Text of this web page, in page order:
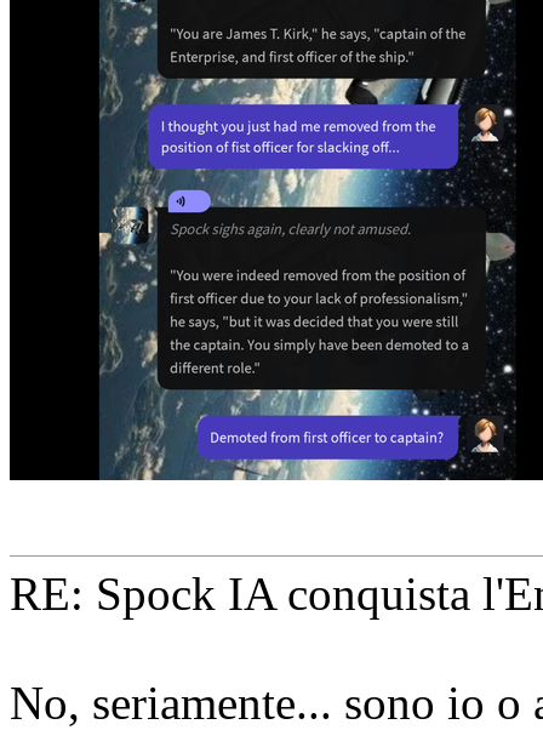
RE: Spock IA conquista
No, seriamente... sono io